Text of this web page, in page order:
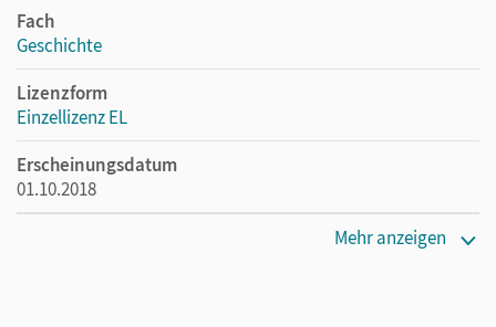
Fach
Geschichte
Lizenzform
Einzellizenz EL
Erscheinungsdatum
01.10.2018
Mehr anzeigen